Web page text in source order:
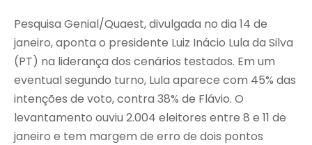
Pesquisa Genial/Quaest, divulgada no dia 14 de
janeiro, aponta o presidente Luiz Inácio Lula da Silva
(PT) na liderança dos cenários testados. Em um
eventual segundo turno, Lula aparece com 45% das
intenções de voto, contra 38% de Flávio. O
levantamento ouviu 2.004 eleitores entre 8 e 11 de
janeiro e tem margem de erro de dois pontos